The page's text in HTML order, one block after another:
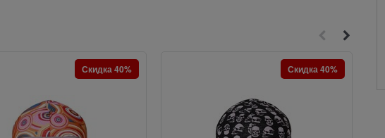
Скидка 40% Скидка 40%